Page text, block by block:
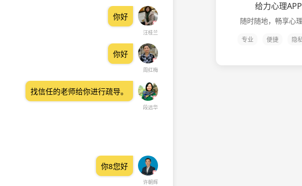
汪桂兰
你好
周红梅
你好
段远华
找信任的老师给你进行疏导。
许朝辉
你8您好
给力心理APP
随时随地，畅享心
专业 便捷 隐